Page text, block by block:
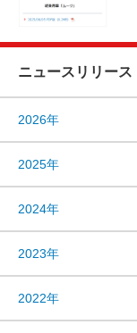
ニュースリリース
2026年
2025年
2024年
2023年
2022年